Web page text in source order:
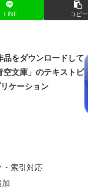
LINE コピー
品をダウンロードして
空文庫」のテキストビ
ケーション
・索引対応
加